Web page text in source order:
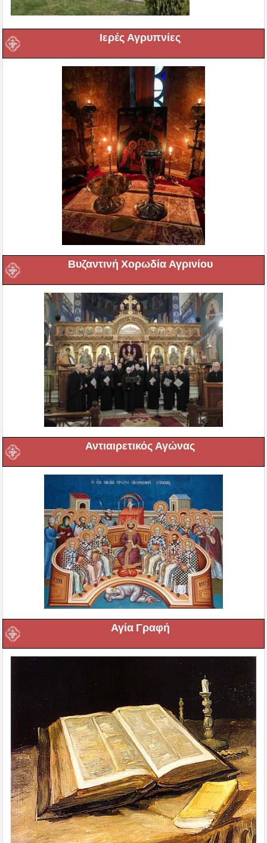
Ιερές Αγρυπνίες
Βυζαντινή Χορωδία Αγρινίου
Αντιαιρετικός Αγώνας
Αγία Γραφή